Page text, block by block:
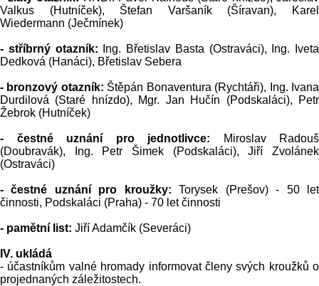
Valkus (Hutníček), Štefan Varšaník (Šíravan), Karel
Wiedermann (Ječmínek)
- stříbrný otazník:
Ing. Břetislav Basta (Ostraváci), Ing. Iveta
Dedková (Hanáci), Břetislav Sebera
- bronzový otazník: Štěpán Bonaventura (Rychtáři), Ing. Ivana
Durdilová (Staré hnízdo), Mgr. Jan Hučín (Podskaláci), Petr
Žebrok (Hutníček)
- čestné uznání pro jednotlivce:
Miroslav Radouš
(Doubravák), Ing. Petr Šimek (Podskaláci), Jiří Zvolánek
(Ostraváci)
- čestné uznání pro kroužky:Torysek (Prešov) - 50 let
činnosti, Podskaláci (Praha) - 70 let činnosti
- pamětní list: Jiří Adamčík (Severáci)
IV. ukládá
- účastníkům valné hromady informovat členy svých kroužků o
projednaných záležitostech.